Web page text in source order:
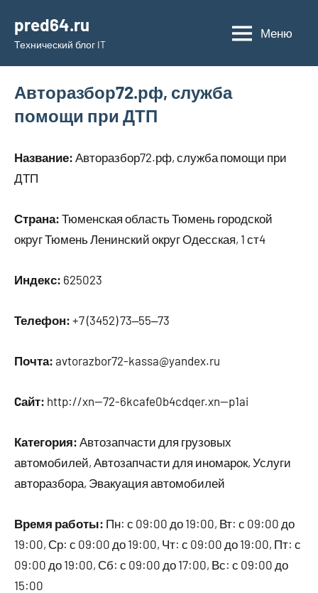
содержимому
pred64.ru
Технический блог IT
Меню
Авторазбор72.рф, служба
помощи при ДТП
Название: Авторазбор72.рф, служба помощи при
ДТП
Страна: Тюменская область Тюмень городской
округ Тюмень Ленинский округ Одесская, 1 ст4
Индекс: 625023
Телефон: +7 (3452) 73‒55‒73
Почта: avtorazbor72-kassa@yandex.ru
Cайт: http://xn--72-6kcafe0b4cdqer.xn--p1ai
Категория: Автозапчасти для грузовых
автомобилей, Автозапчасти для иномарок, Услуги
авторазбора, Эвакуация автомобилей
Время работы: Пн: с 09:00 до 19:00, Вт: с 09:00 до
19:00, Ср: с 09:00 до 19:00, Чт: с 09:00 до 19:00, Пт: с
09:00 до 19:00, Сб: с 09:00 до 17:00, Вс: с 09:00 до
15:00